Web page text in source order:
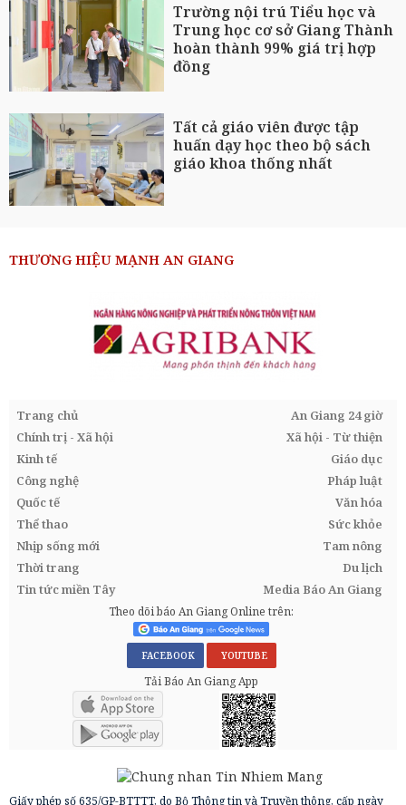
Trường nội trú Tiểu học và
Trung học cơ sở Giang Thành
hoàn thành 99% giá trị hợp
đồng
Tất cả giáo viên được tập
huấn dạy học theo bộ sách
giáo khoa thống nhất
THƯƠNG HIỆU MẠNH AN GIANG
Trang chủ
An Giang 24 giờ
Chính trị - Xã hội
Xã hội - Từ thiện
Kinh tế
Giáo dục
Công nghệ
Pháp luật
Quốc tế
Văn hóa
Thể thao
Sức khỏe
Nhịp sống mới
Tam nông
Thời trang
Du lịch
Tin tức miền Tây
Media Báo An Giang
Theo dõi báo An Giang Online trên:
FACEBOOK YOUTUBE
Tải Báo An Giang App
Giấy phép số 635/GP-BTTTT, do Bộ Thông tin và Truyền thông, cấp ngày